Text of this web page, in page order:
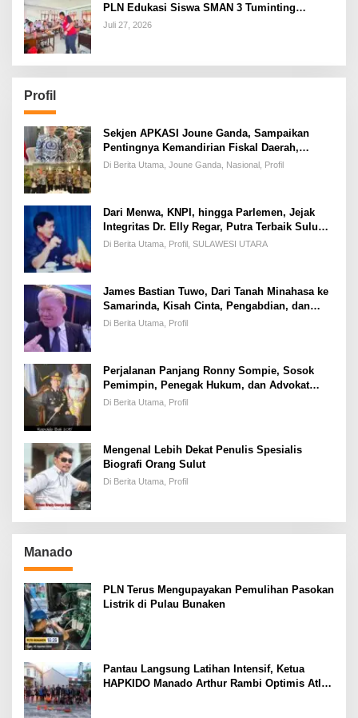
PLN Edukasi Siswa SMAN 3 Tuminting
Manado Soal Bahaya Listrik
Juli 27, 2026
Profil
Sekjen APKASI Joune Ganda, Sampaikan
Pentingnya Kemandirian Fiskal Daerah,
Dihadapan Pimpinan DPR-RI
Di Berita Utama, Joune Ganda, Nasional, Profil
Dari Menwa, KNPI, hingga Parlemen, Jejak
Integritas Dr. Elly Regar, Putra Terbaik Suluun
yang Disegani Lintas Generasi
Di Berita Utama, Profil, SULAWESI UTARA
James Bastian Tuwo, Dari Tanah Minahasa ke
Samarinda, Kisah Cinta, Pengabdian, dan
Kesuksesan
Di Berita Utama, Profil
Perjalanan Panjang Ronny Sompie, Sosok
Pemimpin, Penegak Hukum, dan Advokat
Keadilan
Di Berita Utama, Profil
Mengenal Lebih Dekat Penulis Spesialis
Biografi Orang Sulut
Di Berita Utama, Profil
Manado
PLN Terus Mengupayakan Pemulihan Pasokan
Listrik di Pulau Bunaken
Pantau Langsung Latihan Intensif, Ketua
HAPKIDO Manado Arthur Rambi Optimis Atlet